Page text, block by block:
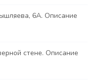
6А. Описание
стене. Описание